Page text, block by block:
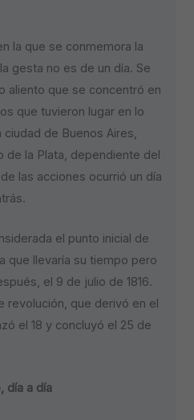
la que se conmemora la
gesta no es de un día. Se
aliento que se concentró en
que tuvieron lugar en lo
ciudad de Buenos Aires,
de la Plata, dependiente del
las acciones ocurrió un día
el punto inicial de
que llevaría su tiempo pero
el 9 de julio de 1816.
revolución, que derivó en el
el 18 y concluyó el 25 de
día a día